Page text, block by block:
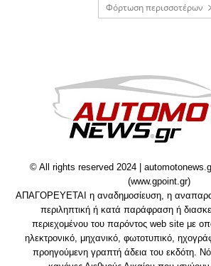
Φόρτωση περισσοτέρων
© All rights reserved 2024 |
(www.gpoint.gr)
ΑΠΑΓΟΡΕΥΕΤΑΙ η αναδημοσίευση, η
περιληπτική ή κατά παράφραση ή
περιεχομένου του παρόντος web site με
ηλεκτρονικό, μηχανικό, φωτοτυπικό,
προηγούμενη γραπτή άδεια του εκδότη.